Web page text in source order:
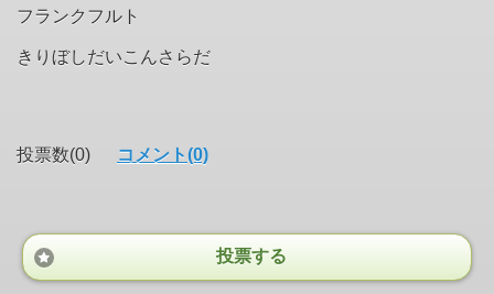
フランクフルト
きりぼしだいこんさらだ
投票数(0) コメント(0)
投票する